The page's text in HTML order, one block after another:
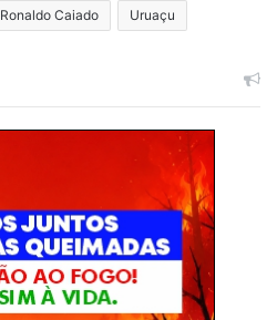
Ronaldo Caiado Uruaçu